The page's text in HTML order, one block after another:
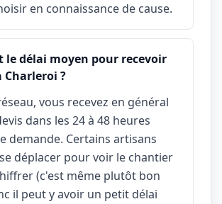
en connaissance de cause.
le délai moyen pour recevoir
Charleroi ?
vous recevez en général
dans les 24 à 48 heures
demande. Certains artisans
déplacer pour voir le chantier
(c'est même plutôt bon
il peut y avoir un petit délai